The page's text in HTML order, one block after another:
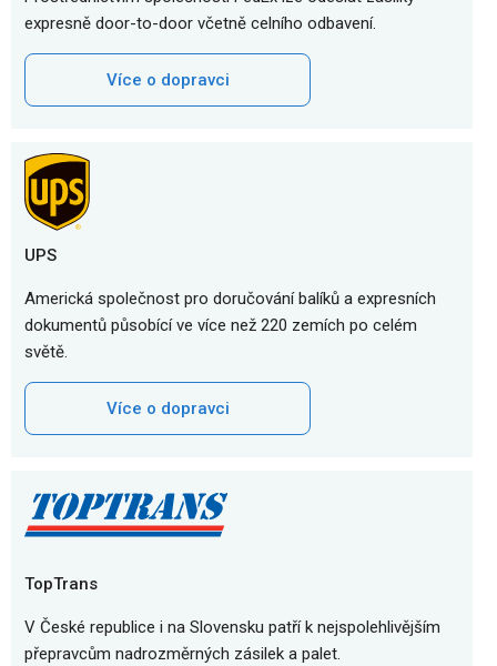
expresně door-to-door včetně celního odbavení.
Více o dopravci
UPS
Americká společnost pro doručování balíků a expresních
dokumentů působící ve více než 220 zemích po celém
světě.
Více o dopravci
TopTrans
V České republice i na Slovensku patří k nejspolehlivějším
přepravcům nadrozměrných zásilek a palet.